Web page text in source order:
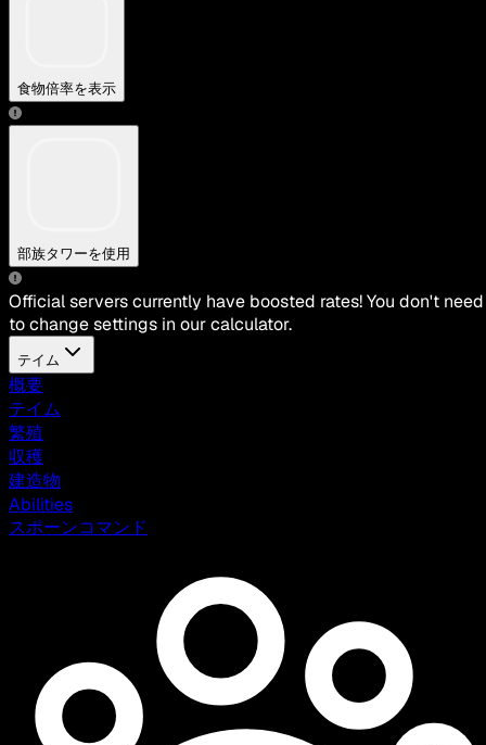
食物倍率を表示
部族タワーを使用
Official servers currently have boosted rates! You don't need
to change settings in our calculator.
テイム
概要
テイム
繁殖
収穫
建造物
Abilities
スポーンコマンド